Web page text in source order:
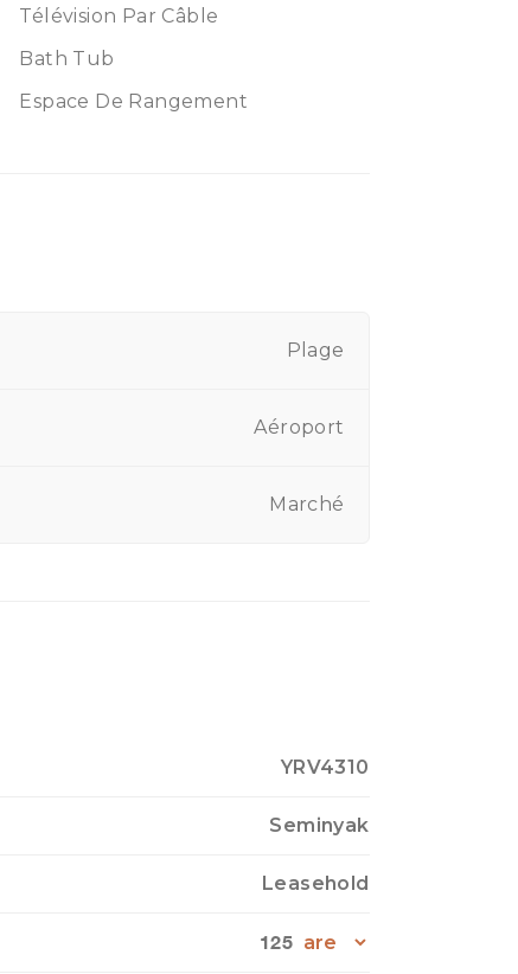
Télévision Par Câble
Bath Tub
Espace De Rangement
Plage
Aéroport
Marché
YRV4310
Seminyak
Leasehold
125